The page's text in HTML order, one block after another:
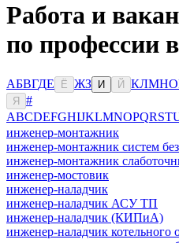
Работа и
по профессии
АБВГДЕ Ё ЖЗ И Й КЛМНО
Я
#
ABCDEFGHIJKLMNOPQRST
инженер-монтажник
инженер-монтажник систем
инженер-монтажник
инженер-мостовик
инженер-наладчик
инженер-наладчик АСУ ТП
инженер-наладчик (КИПиА)
инженер-наладчик котельного